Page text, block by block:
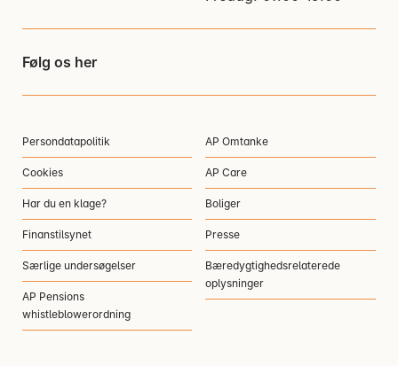
Følg os her
Persondatapolitik
Cookies
Har du en klage?
Finanstilsynet
Særlige undersøgelser
AP Pensions
whistleblowerordning
AP Omtanke
AP Care
Boliger
Presse
Bæredygtighedsrelaterede
oplysninger